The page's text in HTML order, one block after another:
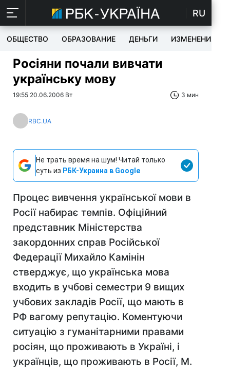
RU
ОБЩЕСТВО ОБРАЗОВАНИЕ ДЕНЬГИ ИЗМЕНЕНИЯ
Росіяни почали вивчати
українську мову
19:55 20.06.2006 Вт 3 мин
RBC.UA
Не трать время на шум! Читай только
суть из РБК-Украина в Google
Процес вивчення української мови в
Росії набирає темпів. Офіційний
представник Міністерства
закордонних справ Російської
Федерації Михайло Камінін
стверджує, що українська мова
входить в учбові семестри 9 вищих
учбових закладів Росії, що мають в
РФ вагому репутацію. Коментуючи
ситуацію з гуманітарними правами
росіян, що проживають в Україні, і
українців, що проживають в Росії, М.